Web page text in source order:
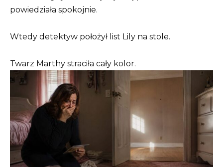
powiedziała spokojnie.
Wtedy detektyw położył list Lily na stole.
Twarz Marthy straciła cały kolor.